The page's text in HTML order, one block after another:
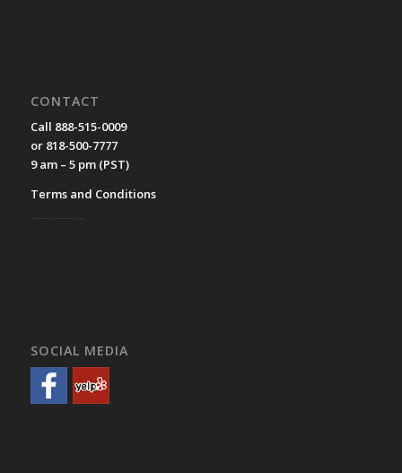
CONTACT
Call 888-515-0009
or 818-500-7777
9 am – 5 pm (PST)
Terms and Conditions
SOCIAL MEDIA